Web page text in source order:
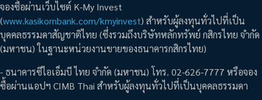
จองซื้อผ่านเว็บไซต์ K-My Invest
(www.kasikornbank.com/kmyinvest) สำหรับผู้ลงทุนทั่วไปที่เป็น
บุคคลธรรมดาสัญชาติไทย (ซึ่งรวมถึงบริษัทหลักทรัพย์ กสิกรไทย จำกัด
(มหาชน) ในฐานะหน่วยงานขายของธนาคารกสิกรไทย)
- ธนาคารซีไอเอ็มบี ไทย จำกัด (มหาชน) โทร. 02-626-7777 หรือจอง
ซื้อผ่านแอปฯ CIMB Thai สำหรับผู้ลงทุนทั่วไปที่เป็นบุคคลธรรมดา